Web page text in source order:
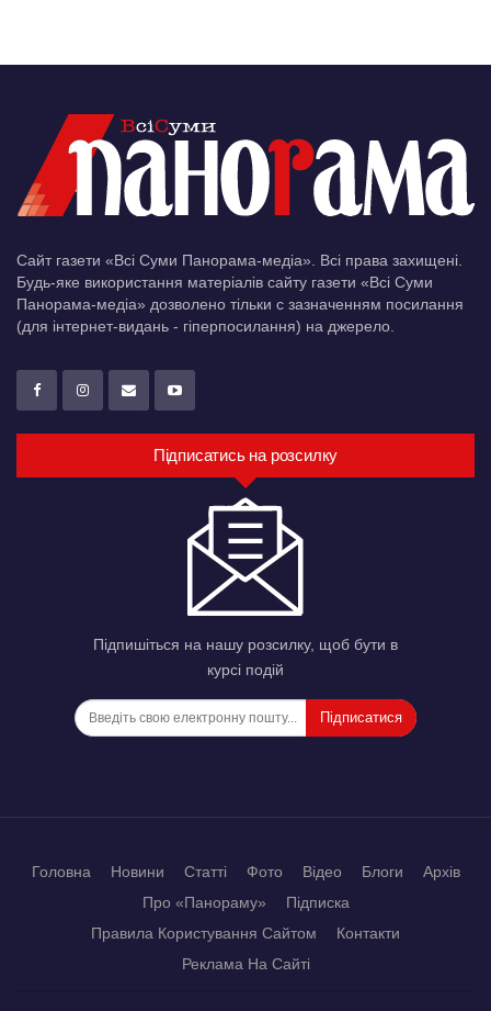
Сайт газети «Всі Суми Панорама-медіа». Всі права захищені.
Будь-яке використання матеріалів сайту газети «Всі Суми
Панорама-медіа» дозволено тільки c зазначенням посилання
(для інтернет-видань - гіперпосилання) на джерело.
Підписатись на розсилку
Підпишіться на нашу розсилку, щоб бути в
курсі подій
Підписатися
Головна Новини Статті Фото Відео Блоги
Архів
Про «Панораму»
Підписка
Правила Користування Сайтом
Контакти
Реклама На Сайті